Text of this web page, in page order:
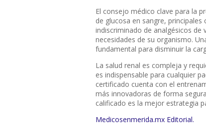
El consejo médico clave para la
de glucosa en sangre,
indiscriminado de analgésicos de
necesidades de su organismo.
fundamental para disminuir la
La salud renal es compleja y
es indispensable para cualquier
certificado cuenta con el
más innovadoras de forma
calificado es la mejor estrategia
Medicosenmerida.mx Editorial.